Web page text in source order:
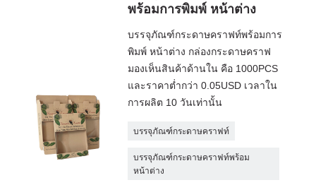
พร้อมการพิมพ์ หน้าต่าง
บรรจุภัณฑ์กระดาษคราฟท์พร้อมการ
พิมพ์ หน้าต่าง กล่องกระดาษคราฟ
มองเห็นสินค้าด้านใน คือ 1000PCS
และราคาต่ำกว่า 0.05USD เวลาใน
การผลิต 10 วันเท่านั้น
บรรจุภัณฑ์กระดาษคราฟท์
บรรจุภัณฑ์กระดาษคราฟท์พร้อม
หน้าต่าง